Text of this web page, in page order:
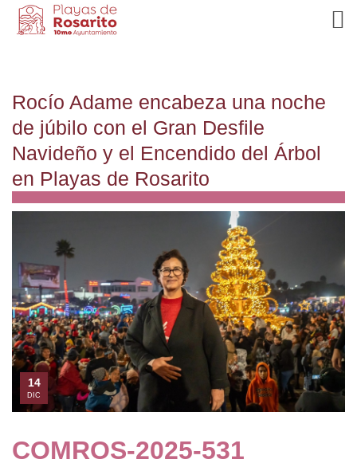
Rocío Adame encabeza una noche
de júbilo con el Gran Desfile
Navideño y el Encendido del Árbol
en Playas de Rosarito
14
DIC
COMROS-2025-531